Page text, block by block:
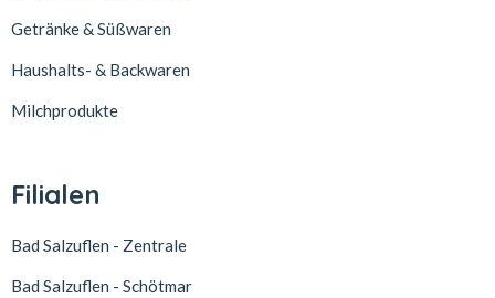
Getränke & Süßwaren
Haushalts- & Backwaren
Milchprodukte
Filialen
Bad Salzuflen - Zentrale
Bad Salzuflen - Schötmar